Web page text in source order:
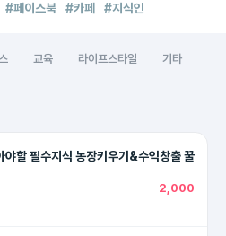
#페이스북 #카페 #지식인
교육 라이프스타일 기타
야할 필수지식 농장키우기&수익창출 꿀
2,000